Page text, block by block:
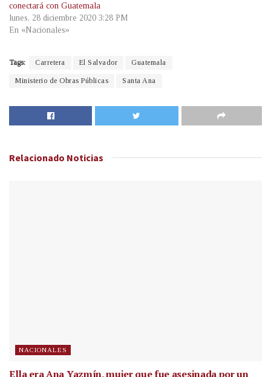
conectará con Guatemala
lunes, 28 diciembre 2020 3:28 PM
En «Nacionales»
Tags: Carretera El Salvador Guatemala
Ministerio de Obras Públicas Santa Ana
Relacionado Noticias
NACIONALES
Ella era Ana Yazmín, mujer que fue asesinada por un